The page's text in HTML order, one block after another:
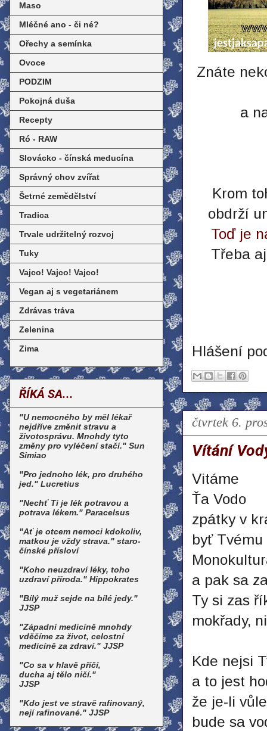
Znáte
a
Krom
obdrží
Toď je
Třeba
Hlášení
čtvrtek 6.
Vítání
Vitáme
Ťa Vodo
zpátky v
byť
a pak sa
Ty si zas
mokřady,
Kde nejsi
a to jest
že je-li
bude sa
Maso
Mléčné ano - či né?
Ořechy a semínka
Ovoce
PODZIM
Pokojná duša
Recepty
Ró - RAW
Slovácko - čínská meducína
Správný chov zvířat
Šetrné zemědělství
Tradica
Trvale udržitelný rozvoj
Tuky
Vajco! Vajco! Vajco!
Vegan aj s vegetariánem
Zdrávas tráva
Zelenina
Zima
ŘÍKÁ SA...
"U nemocného by měl lékař
nejdříve změnit stravu a
životosprávu. Mnohdy tyto
změny pro vyléčení stačí." Sun
Simiao
"Pro jednoho lék, pro druhého
jed." Lucretius
"Nechť Ti je lék potravou a
potrava lékem." Paracelsus
"Ať je otcem nemoci kdokoliv,
matkou je vždy strava." staro-
čínské přísloví
"Koho neuzdraví léky, toho
uzdraví příroda." Hippokrates
"Bílý muž sejde na bílé jedy."
JJSP
"Západní medicíně mnohdy
vděčíme za život, celostní
medicíně za zdraví." JJSP
"Co sa v hlavě příčí,
ducha aj tělo ničí."
JJSP
"Kdo jest ve stravě rafinovaný,
nejí rafinované." JJSP